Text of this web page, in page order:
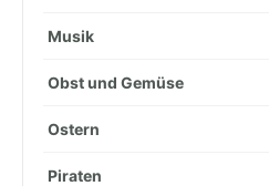
Musik
Obst und Gemüse
Ostern
Piraten